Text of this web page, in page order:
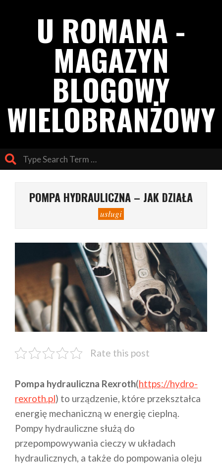
U ROMANA -
MAGAZYN
BLOGOWY
WIELOBRANŻOWY
POMPA HYDRAULICZNA – JAK DZIAŁA
usługi
Rate this post
Pompa hydrauliczna Rexroth(https://hydro-
rexroth.pl) to urządzenie, które przekształca
energię mechaniczną w energię cieplną.
Pompy hydrauliczne służą do
przepompowywania cieczy w układach
hydraulicznych, a także do pompowania oleju